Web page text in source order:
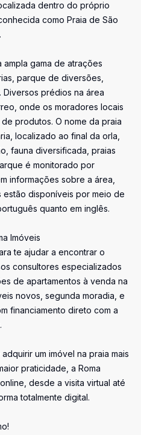
dentro do próprio
como Praia de São
gama de atrações
parque de diversões,
prédios na área
onde os moradores locais
produtos. O nome da praia
localizado ao final da orla,
fauna diversificada, praias
é monitorado por
informações sobre a área,
disponíveis por meio de
quanto em inglês.
Imóveis
te ajudar a encontrar o
consultores especializados
de apartamentos à venda na
novos, segunda moradia, e
financiamento direto com a
um imóvel na praia mais
praticidade, a Roma
desde a visita virtual até
totalmente digital.